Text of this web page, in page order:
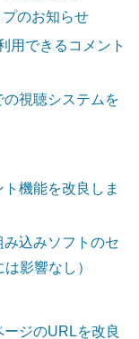
のお知らせ
用できるコメント
視聴システムを
ト機能を改良しま
込みソフトのセ
影響なし）
ジのURLを改良